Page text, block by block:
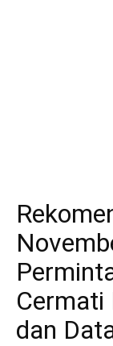
Cermati
dan